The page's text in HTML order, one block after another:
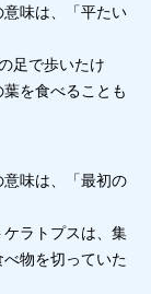
味は、「平たい
足で歩いたけ
を食べることも
味は、「最初の
ラトプスは、集
物を切っていた